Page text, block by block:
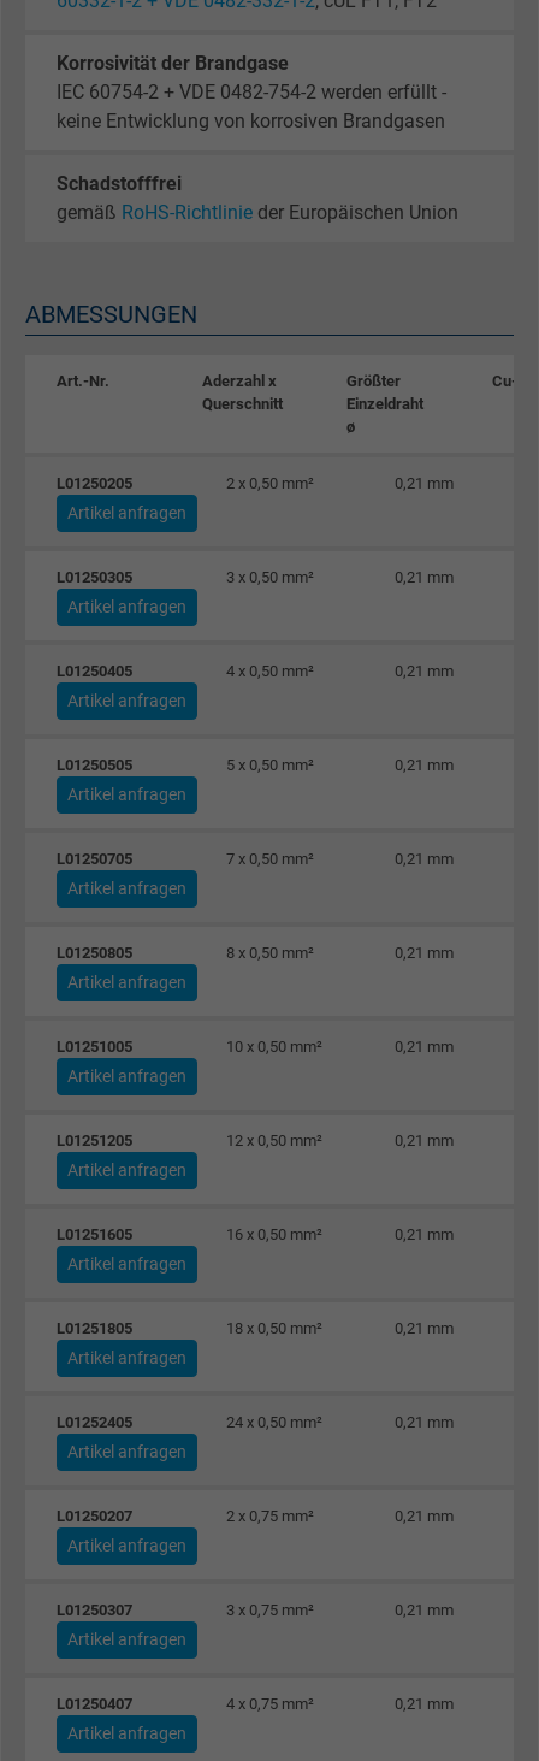
Korrosivität der Brandgase
IEC 60754-2 + VDE 0482-754-2 werden erfüllt -
keine Entwicklung von korrosiven Brandgasen
Schadstofffrei
gemäß RoHS-Richtlinie der Europäischen Union
ABMESSUNGEN
Art.-Nr.
Aderzahl x
Querschnitt
Größter
Einzeldraht
ø
Cu-
L01250205 2 x 0,50 mm² 0,21 mm
Artikel anfragen
L01250305 3 x 0,50 mm² 0,21 mm
Artikel anfragen
L01250405 4 x 0,50 mm² 0,21 mm
Artikel anfragen
L01250505 5 x 0,50 mm² 0,21 mm
Artikel anfragen
L01250705 7 x 0,50 mm² 0,21 mm
Artikel anfragen
L01250805 8 x 0,50 mm² 0,21 mm
Artikel anfragen
L01251005 10 x 0,50 mm² 0,21 mm
Artikel anfragen
L01251205 12 x 0,50 mm² 0,21 mm
Artikel anfragen
L01251605 16 x 0,50 mm² 0,21 mm
Artikel anfragen
L01251805 18 x 0,50 mm² 0,21 mm
Artikel anfragen
L01252405 24 x 0,50 mm² 0,21 mm
Artikel anfragen
L01250207 2 x 0,75 mm² 0,21 mm
Artikel anfragen
L01250307 3 x 0,75 mm² 0,21 mm
Artikel anfragen
L01250407 4 x 0,75 mm² 0,21 mm
Artikel anfragen